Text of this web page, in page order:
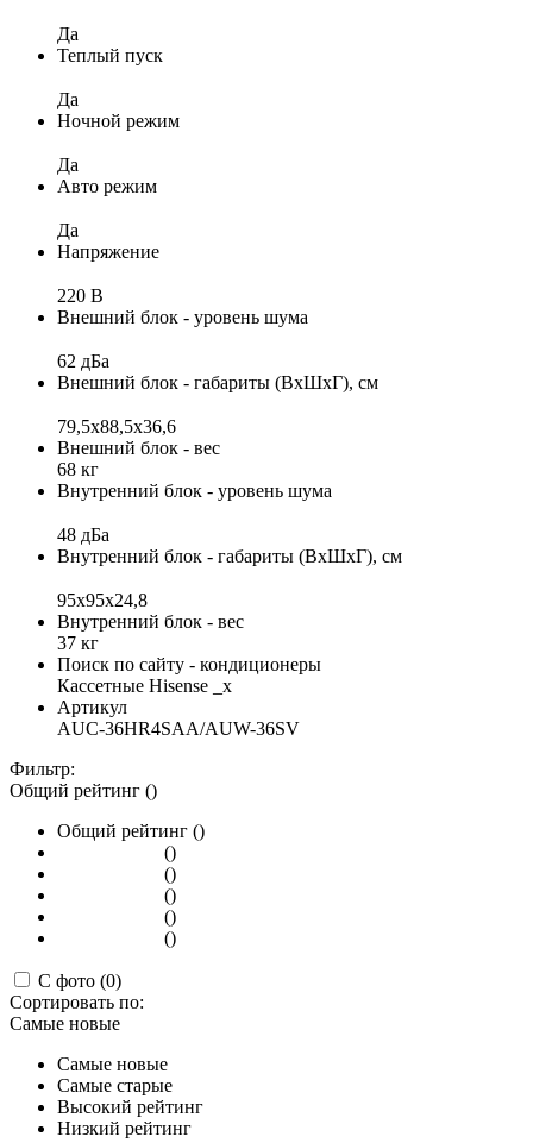
Да
Теплый пуск
Да
Ночной режим
Да
Авто режим
Да
Напряжение
220 В
Внешний блок - уровень шума
62 дБа
Внешний блок - габариты (ВхШхГ), см
79,5x88,5x36,6
Внешний блок - вес
68 кг
Внутренний блок - уровень шума
48 дБа
Внутренний блок - габариты (ВхШхГ), см
95x95х24,8
Внутренний блок - вес
37 кг
Поиск по сайту - кондиционеры
Кассетные Hisense _x
Артикул
AUC-36HR4SAA/AUW-36SV
Фильтр:
Общий рейтинг ()
Общий рейтинг ()
()
()
()
()
()
С фото (0)
Сортировать по:
Самые новые
Самые новые
Самые старые
Высокий рейтинг
Низкий рейтинг